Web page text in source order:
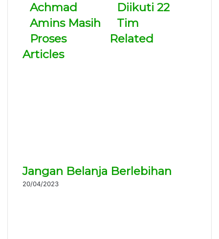
Achmad
Amins Masih
Proses
Diikuti 22
Tim
Related
Articles
Jangan Belanja Berlebihan
20/04/2023